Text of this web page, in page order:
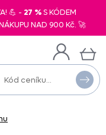
💪 - 27 %S KÓDEM
NAD 900 Kč. 🚀